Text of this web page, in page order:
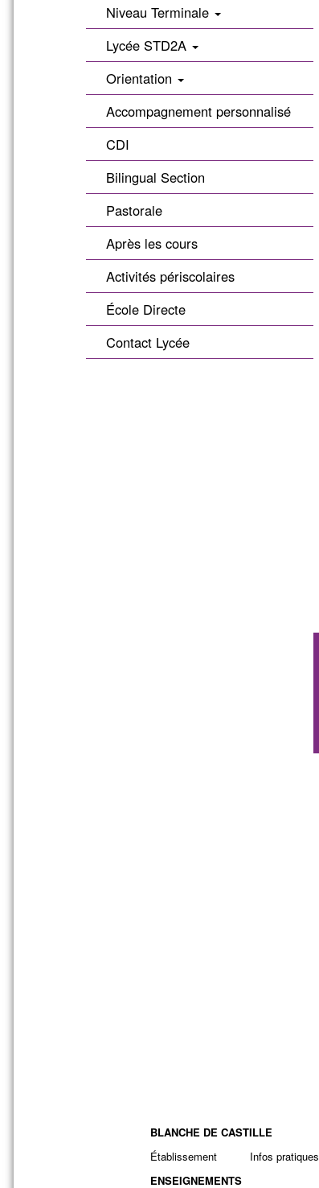
Niveau Terminale
Lycée STD2A
Orientation
Accompagnement personnalisé
CDI
Bilingual Section
Pastorale
Après les cours
Activités périscolaires
École Directe
Contact Lycée
BLANCHE DE CASTILLE
Établissement
Infos pratiques
ENSEIGNEMENTS